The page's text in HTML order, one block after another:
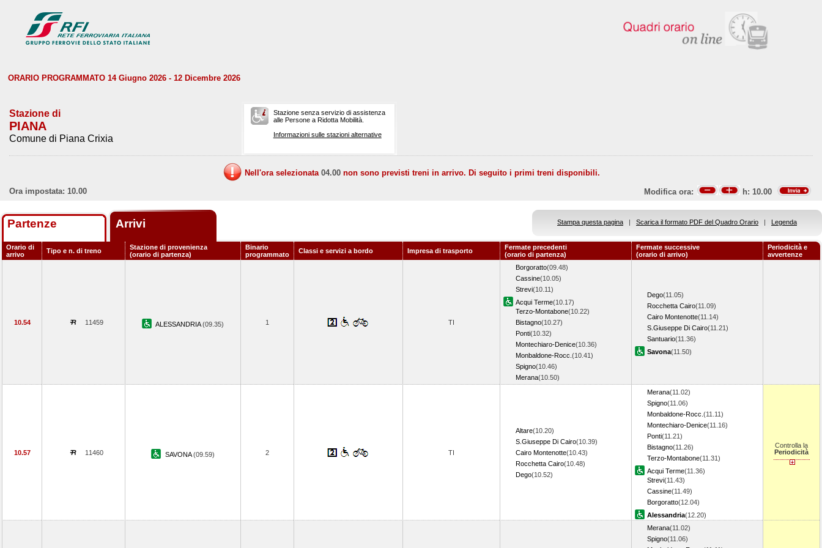
ORARIO PROGRAMMATO 14 Giugno 2026 - 12 Dicembre 2026
Stazione di
PIANA
Comune di Piana Crixia
Stazione senza servizio di assistenza
alle Persone a Ridotta Mobilità.
Informazioni sulle stazioni alternative
Nell'ora selezionata 04.00 non sono previsti treni in arrivo. Di seguito i primi treni disponibili.
Ora impostata: 10.00
Modifica ora: h: 10.00
Partenze Arrivi Stampa questa pagina | Scarica il formato PDF del Quadro Orario | Legenda
Orario di
arrivo
Tipo e n. di treno
Stazione di provenienza
(orario di partenza)
Binario
programmato
Classi e servizi a bordo Impresa di trasporto
Fermate precedenti
(orario di partenza)
Fermate successive
(orario di arrivo)
Periodicità e
avvertenze
10.54 11459 ALESSANDRIA(09.35) 1 TI
Borgoratto(09.48)
Cassine(10.05)
Strevi(10.11)
Acqui Terme(10.17)
Terzo-Montabone(10.22)
Bistagno(10.27)
Ponti(10.32)
Montechiaro-Denice(10.36)
Monbaldone-Rocc. (10.41)
Spigno(10.46)
Merana(10.50)
Dego(11.05)
Rocchetta Cairo(11.09)
Cairo Montenotte(11.14)
S.Giuseppe Di Cairo(11.21)
Santuario(11.36)
Savona(11.50)
10.57 11460 SAVONA(09.59) 2 TI
Altare(10.20)
S.Giuseppe Di Cairo(10.39)
Cairo Montenotte(10.43)
Rocchetta Cairo(10.48)
Dego(10.52)
Merana(11.02)
Spigno(11.06)
Monbaldone-Rocc. (11.11)
Montechiaro-Denice(11.16)
Ponti(11.21)
Bistagno(11.26)
Terzo-Montabone(11.31)
Acqui Terme(11.36)
Strevi(11.43)
Cassine(11.49)
Borgoratto(12.04)
Alessandria(12.20)
Controlla la
Periodicità
Merana(11.02)
Spigno(11.06)